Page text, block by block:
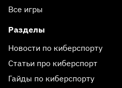
Все игры
Разделы
Новости по киберспорту
Статьи про киберспорт
Гайды по киберспорту